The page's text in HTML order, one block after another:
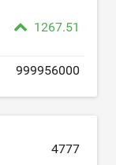
1267.51
999956000
4777